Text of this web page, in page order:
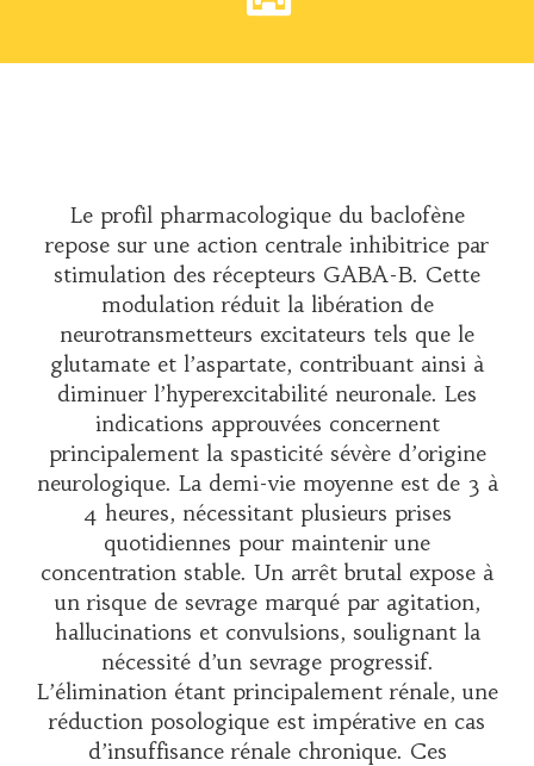
Le profil pharmacologique du baclofène
repose sur une action centrale inhibitrice par
stimulation des récepteurs GABA-B. Cette
modulation réduit la libération de
neurotransmetteurs excitateurs tels que le
glutamate et l’aspartate, contribuant ainsi à
diminuer l’hyperexcitabilité neuronale. Les
indications approuvées concernent
principalement la spasticité sévère d’origine
neurologique. La demi-vie moyenne est de 3 à
4 heures, nécessitant plusieurs prises
quotidiennes pour maintenir une
concentration stable. Un arrêt brutal expose à
un risque de sevrage marqué par agitation,
hallucinations et convulsions, soulignant la
nécessité d’un sevrage progressif.
L’élimination étant principalement rénale, une
réduction posologique est impérative en cas
d’insuffisance rénale chronique. Ces